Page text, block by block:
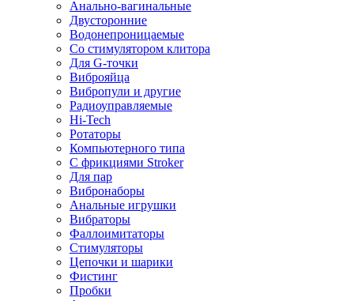
Анально-вагинальные
Двусторонние
Водонепроницаемые
Со стимулятором клитора
Для G-точки
Виброяйца
Вибропули и другие
Радиоуправляемые
Hi-Tech
Ротаторы
Компьютерного типа
С фрикциями Stroker
Для пар
Вибронаборы
Анальные игрушки
Вибраторы
Фаллоимитаторы
Стимуляторы
Цепочки и шарики
Фистинг
Пробки